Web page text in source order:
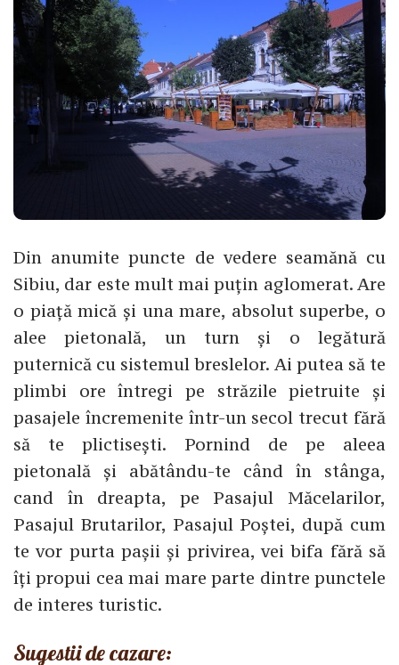
Din anumite puncte de vedere seamănă cu
Sibiu, dar este mult mai puțin aglomerat. Are
o piață mică și una mare, absolut superbe, o
alee pietonală, un turn și o legătură
puternică cu sistemul breslelor. Ai putea să te
plimbi ore întregi pe străzile pietruite și
pasajele încremenite într-un secol trecut fără
să te plictisești. Pornind de pe aleea
pietonală și abătându-te când în stânga,
cand în dreapta, pe Pasajul Măcelarilor,
Pasajul Brutarilor, Pasajul Poștei, după cum
te vor purta pașii și privirea, vei bifa fără să
îți propui cea mai mare parte dintre punctele
de interes turistic.
Sugestii de cazare: